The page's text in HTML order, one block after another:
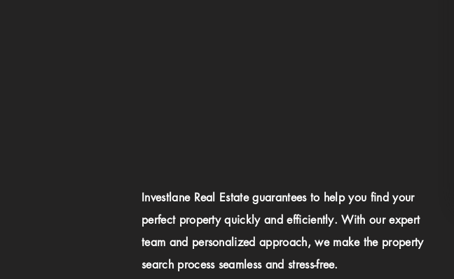
Investlane Real Estate guarantees to help you find your
perfect property quickly and efficiently. With our expert
team and personalized approach, we make the property
search process seamless and stress-free.